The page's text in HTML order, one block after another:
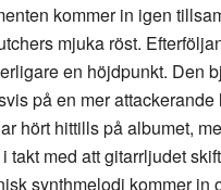
kommer in igen
mjuka röst.
en höjdpunkt. Den
på en mer
hört hittills på albumet,
takt med att gitarrljudet
synthmelodi kommer in